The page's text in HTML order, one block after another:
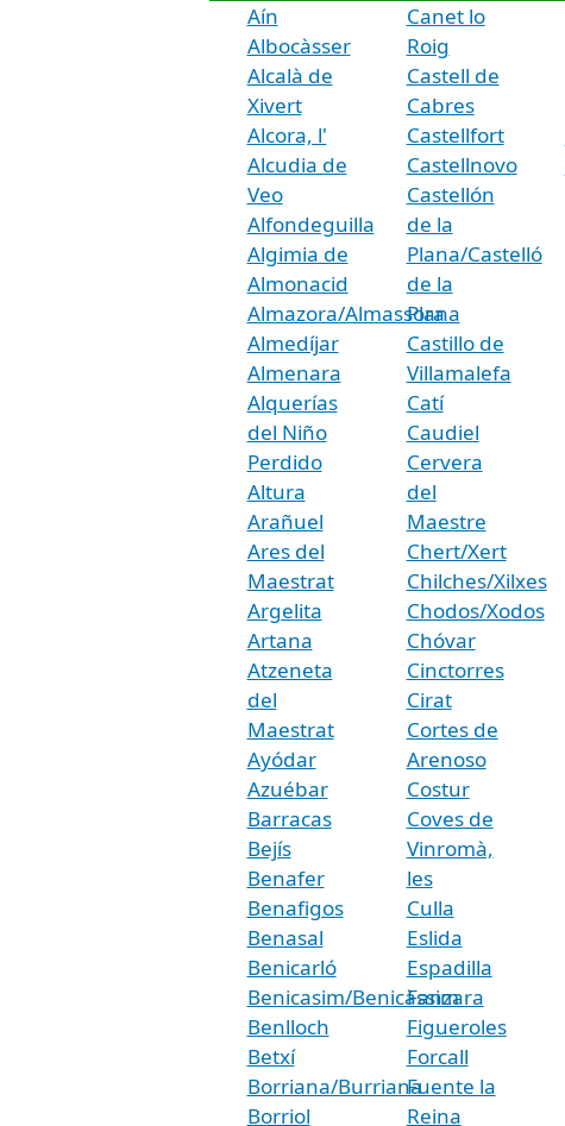
Aín
Albocàsser
Alcalà de
Xivert
Alcora, l'
Alcudia de
Veo
Alfondeguilla
Algimia de
Almonacid
Almazora/Almassora
Almedíjar
Almenara
Alquerías
del Niño
Perdido
Altura
Arañuel
Ares del
Maestrat
Argelita
Artana
Atzeneta
del
Maestrat
Ayódar
Azuébar
Barracas
Bejís
Benafer
Benafigos
Benasal
Benicarló
Benicasim/Benicàssim
Benlloch
Betxí
Borriana/Burriana
Borriol
Canet lo
Roig
Castell de
Cabres
Castellfort
Castellnovo
Castellón
de la
Plana/Castelló
de la
Plana
Castillo de
Villamalefa
Catí
Caudiel
Cervera
del
Maestre
Chert/Xert
Chilches/Xilxes
Chodos/Xodos
Chóvar
Cinctorres
Cirat
Cortes de
Arenoso
Costur
Coves de
Vinromà,
les
Culla
Eslida
Espadilla
Fanzara
Figueroles
Forcall
Fuente la
Reina